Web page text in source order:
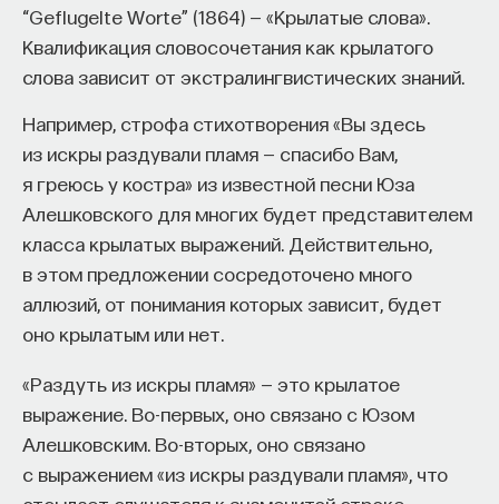
“Geflugelte Worte” (1864) — «Крылатые слова».
Квалификация словосочетания как крылатого
слова зависит от экстралингвистических знаний.
Например, строфа стихотворения «Вы здесь
из искры раздували пламя — спасибо Вам,
я греюсь у костра» из известной песни Юза
Алешковского для многих будет представителем
класса крылатых выражений. Действительно,
в этом предложении сосредоточено много
аллюзий, от понимания которых зависит, будет
оно крылатым или нет.
«Раздуть из искры пламя» — это крылатое
выражение. Во-первых, оно связано с Юзом
Алешковским. Во-вторых, оно связано
с выражением «из искры раздували пламя», что